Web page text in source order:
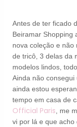
Antes de ter ficado
Beiramar Shopping
nova coleção e não
de tricô, 3 delas da
modelos lindos,
Ainda não
ainda estou
tempo em casa de
Official Paris , me
vi por lá e que acho